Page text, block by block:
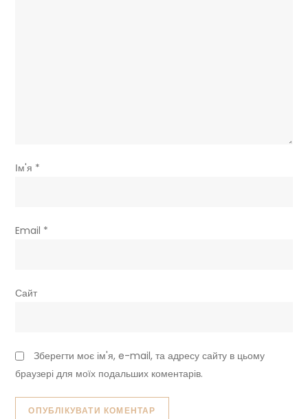
Ім'я *
Email *
Сайт
Зберегти моє ім'я, e-mail, та адресу сайту в цьому
браузері для моїх подальших коментарів.